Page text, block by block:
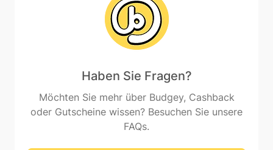
Haben Sie Fragen?
Möchten Sie mehr über Budgey, Cashback
oder Gutscheine wissen? Besuchen Sie unsere
FAQs.